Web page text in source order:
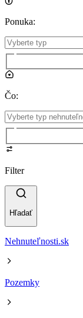
Ponuka:
Čo:
Filter
Hľadať
Nehnuteľnosti.sk
Pozemky